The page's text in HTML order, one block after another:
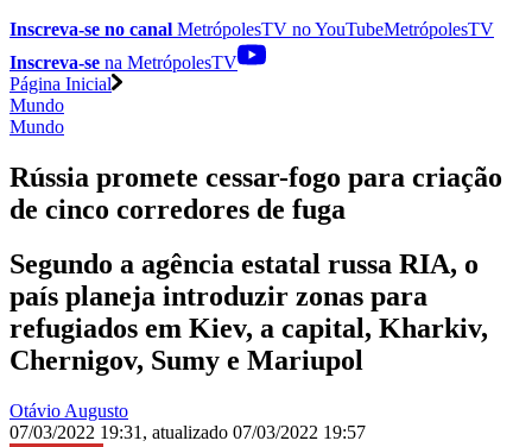
Inscreva-se no canal MetrópolesTV noYouTubeMetrópolesTV
Inscreva-se na MetrópolesTV
Página Inicial
Mundo
Mundo
Rússia promete cessar-fogo para criação
de cinco corredores de fuga
Segundo a agência estatal russa RIA, o
país planeja introduzir zonas para
refugiados em Kiev, a capital, Kharkiv,
Chernigov, Sumy e Mariupol
Otávio Augusto
07/03/2022 19:31 , atualizado 07/03/2022 19:57